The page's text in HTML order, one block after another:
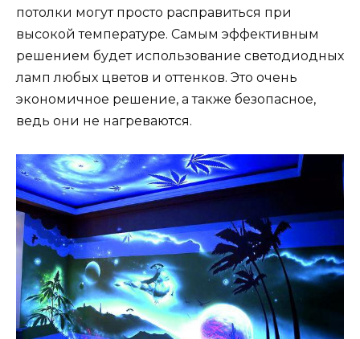
потолки могут просто расправиться при
высокой температуре. Самым эффективным
решением будет использование светодиодных
ламп любых цветов и оттенков. Это очень
экономичное решение, а также безопасное,
ведь они не нагреваются.